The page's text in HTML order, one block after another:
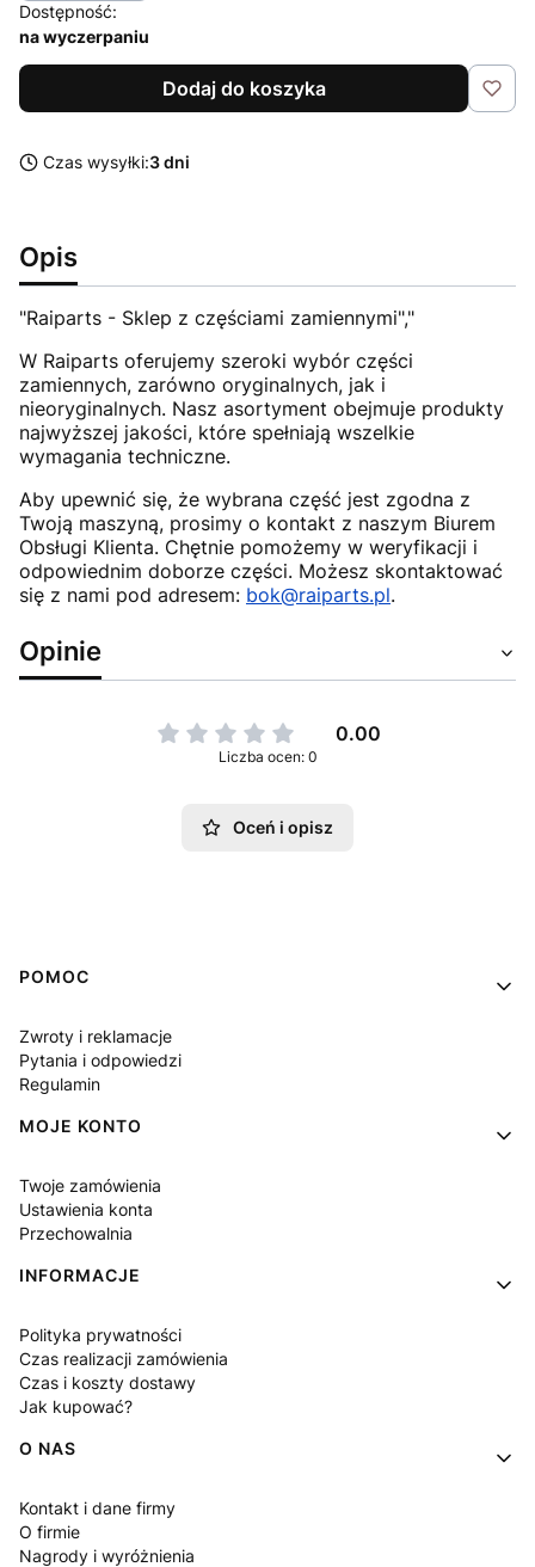
Dostępność:
na wyczerpaniu
Dodaj do koszyka
Czas wysyłki:3 dni
Opis
"Raiparts - Sklep z częściami zamiennymi","
W Raiparts oferujemy szeroki wybór części
zamiennych, zarówno oryginalnych, jak i
nieoryginalnych. Nasz asortyment obejmuje produkty
najwyższej jakości, które spełniają wszelkie
wymagania techniczne.
Aby upewnić się, że wybrana część jest zgodna z
Twoją maszyną, prosimy o kontakt z naszym Biurem
Obsługi Klienta. Chętnie pomożemy w weryfikacji i
odpowiednim doborze części. Możesz skontaktować
się z nami pod adresem: bok@raiparts.pl.
Opinie
0.00
Liczba ocen: 0
Oceń i opisz
Linki w stopce
POMOC
Zwroty i reklamacje
Pytania i odpowiedzi
Regulamin
MOJE KONTO
Twoje zamówienia
Ustawienia konta
Przechowalnia
INFORMACJE
Polityka prywatności
Czas realizacji zamówienia
Czas i koszty dostawy
Jak kupować?
O NAS
Kontakt i dane firmy
O firmie
Nagrody i wyróżnienia